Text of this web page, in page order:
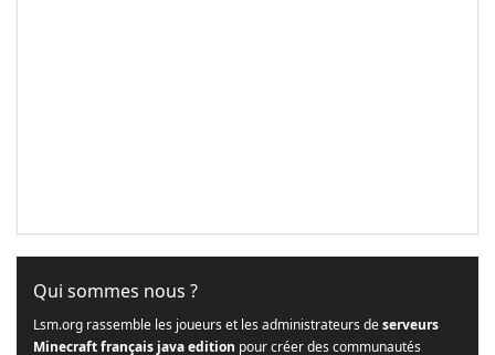
Qui sommes nous ?
Lsm.org rassemble les joueurs et les administrateurs deserveurs
Minecraft français java edition pour créer des communautés